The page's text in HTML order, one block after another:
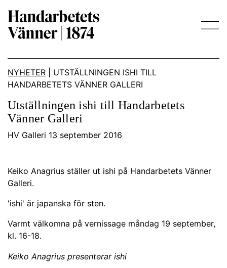
Main Navigation
NYHETER
UTSTÄLLNINGEN ISHI TILL
HANDARBETETS VÄNNER GALLERI
Utställningen ishi till Handarbetets
Vänner Galleri
HV Galleri 13 september 2016
Keiko Anagrius ställer ut ishi på Handarbetets Vänner
Galleri.
'ishi' är japanska för sten.
Varmt välkomna på vernissage måndag 19 september,
kl. 16-18.
Keiko Anagrius presenterar ishi